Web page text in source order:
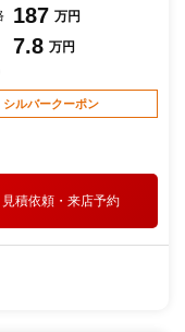
187 万円
7.8 万円
シルバークーポン
見積依頼・来店予約